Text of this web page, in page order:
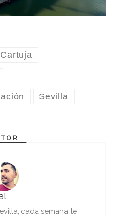
Sevilla
cada semana te